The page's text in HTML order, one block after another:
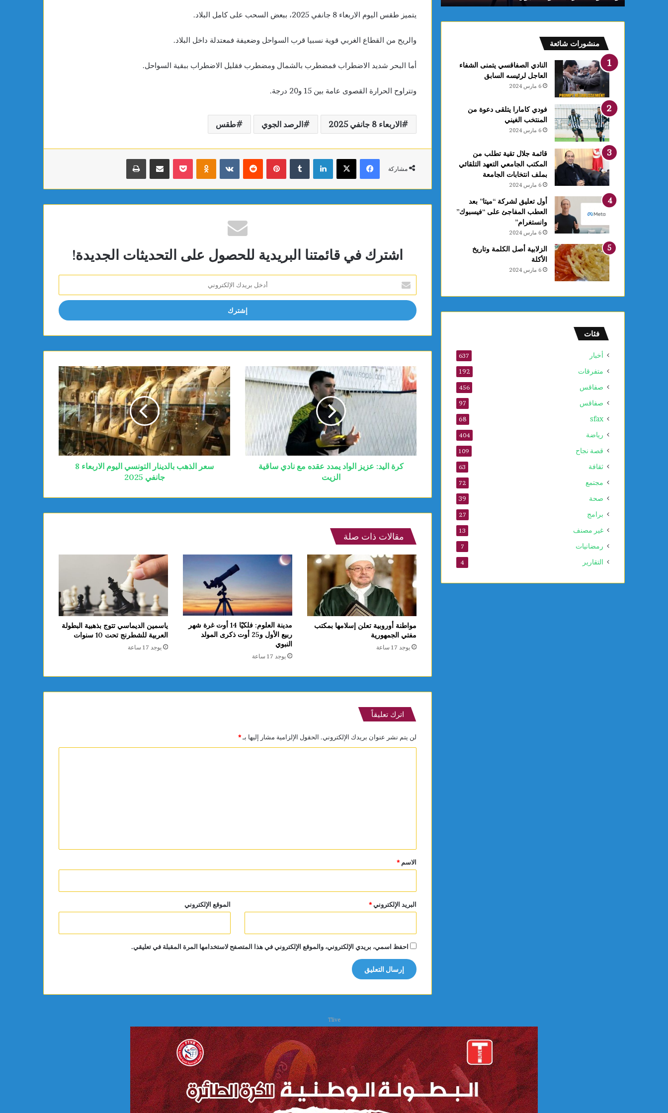
يتميز طقس اليوم الاربعاء 8 جانفي 2025، ببعض السحب على كامل البلاد.
والريح من القطاع الغربي قوية نسبيا قرب السواحل وضعيفة فمعتدلة داخل البلاد.
أما البحر شديد الاضطراب فمضطرب بالشمال ومضطرب فقليل الاضطراب ببقية السواحل.
وتتراوح الحرارة القصوى عامة بين 15 و20 درجة.
الاربعاء 8 جانفي 2025 الرصد الجوي طقس
مشاركة
فيسبوكX لينكدإن بينتيريست Odnoklassniki
بوكيت مشاركة عبر البريد طباعة
اشترك في قائمتنا البريدية للحصول على التحديثات الجديدة!
بريدك
الإلكتروني
كرة اليد: عزيز الواد يمدد عقده مع نادي ساقية
الزيت
سعر الذهب بالدينار التونسي اليوم الاربعاء 8
جانفي 2025
مقالات ذات صلة
مواطنة أوروبية تعلن إسلامها بمكتب
مفتي الجمهورية
يوجد 17 ساعة
مدينة العلوم: فلكيًا 14 أوت غرة شهر
ربيع الأول و25 أوت ذكرى المولد
النبوي
يوجد 17 ساعة
ياسمين الديماسي تتوج بذهبية البطولة
العربية للشطرنج تحت 10 سنوات
يوجد 17 ساعة
اترك تعليقاً
لن يتم نشر عنوان بريدك الإلكتروني. الحقول الإلزامية مشار إليها بـ*
*
الاسم *
البريد الإلكتروني* الموقع الإلكتروني
احفظ اسمي، بريدي الإلكتروني، والموقع الإلكتروني في هذا المتصفح لاستخدامها المرة المقبلة في تعليقي.
منشورات شائعة
النادي الصفاقسي يتمنى الشفاء
العاجل لرئيسه السابق
6 مارس 2024
فودي كامارا يتلقى دعوة من
المنتخب الغيني
6 مارس 2024
قائمة جلال تقية تطلب من
المكتب الجامعي التعهد التلقائي
بملف انتخابات الجامعة
6 مارس 2024
أول تعليق لشركة “ميتا” بعد
العطب المفاجئ على “فيسبوك”
وانستغرام”
6 مارس 2024
الزلابية أصل الكلمة وتاريخ
الأكلة
6 مارس 2024
فئات
أخبار 637
متفرقات 192
صفاقس 456
صفاقس 97
sfax
68
رياضة 404
قصة نجاح 109
ثقافة 63
مجتمع 72
صحة 39
برامج 27
غير مصنف 13
رمضانيات 7
التقارير 4
Tlive